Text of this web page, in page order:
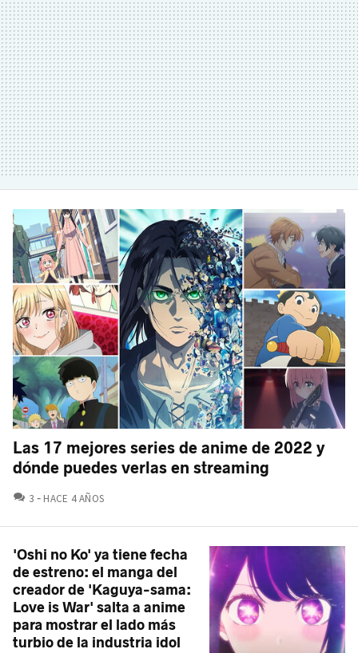
Las 17 mejores series de anime de 2022 y
dónde puedes verlas en streaming
3 COMENTARIOS
HACE 4 AÑOS
'Oshi no Ko' ya tiene fecha
de estreno: el manga del
creador de 'Kaguya-sama:
Love is War' salta a anime
para mostrar el lado más
turbio de la industria idol